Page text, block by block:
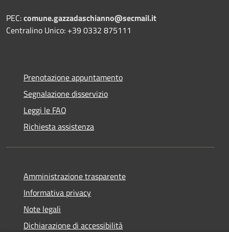
PEC:comune.gazzadaschianno@secmail.it
Centralino Unico: +39 0332 875111
Prenotazione appuntamento
Segnalazione disservizio
Leggi le FAQ
Richiesta assistenza
Amministrazione trasparente
Informativa privacy
Note legali
Dichiarazione di accessibilità